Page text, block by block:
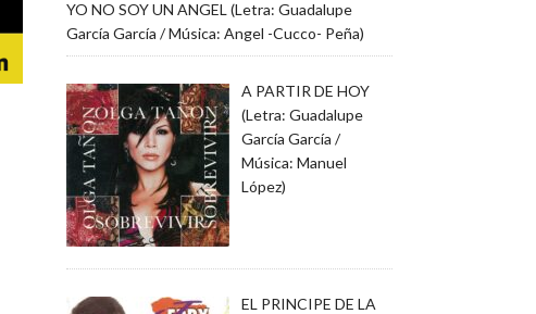
YO NO SOY UN ANGEL (Letra: Guadalupe
García García / Música: Angel -Cucco- Peña)
A PARTIR DE HOY
(Letra: Guadalupe
García García /
Música: Manuel
López)
EL PRINCIPE DE LA